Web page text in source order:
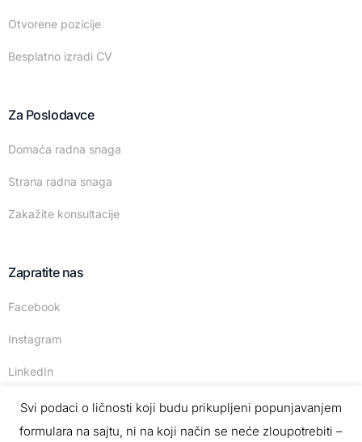
Otvorene pozicije
Besplatno izradi CV
Za Poslodavce
Domaća radna snaga
Strana radna snaga
Zakažite konsultacije
Zapratite nas
Facebook
Instagram
LinkedIn
Svi podaci o ličnosti koji budu prikupljeni popunjavanjem
formulara na sajtu, ni na koji način se neće zloupotrebiti –